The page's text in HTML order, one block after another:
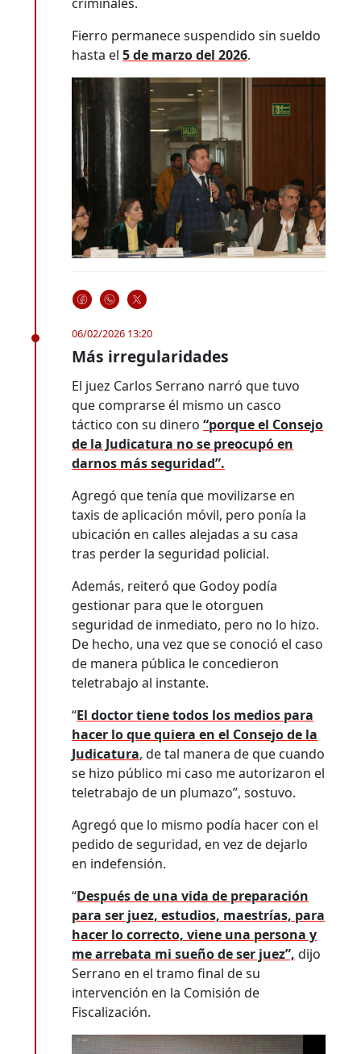
Fierro permanece suspendido sin sueldo
hasta el5 de marzo del 2026.
06/02/2026 13:20
Más irregularidades
El juez Carlos Serrano narró que tuvo
que comprarse él mismo un casco
táctico con su dinero“porque el Consejo
de la Judicatura no se preocupó en
darnos más seguridad”.
Agregó que tenía que movilizarse en
taxis de aplicación móvil, pero ponía la
ubicación en calles alejadas a su casa
tras perder la seguridad policial.
Además, reiteró que Godoy podía
gestionar para que le otorguen
seguridad de inmediato, pero no lo hizo.
De hecho, una vez que se conoció el caso
de manera pública le concedieron
teletrabajo al instante.
“El doctor tiene todos los medios para
hacer lo que quiera en el Consejo de la
Judicatura, de tal manera de que cuando
se hizo público mi caso me autorizaron el
teletrabajo de un plumazo”, sostuvo.
Agregó que lo mismo podía hacer con el
pedido de seguridad, en vez de dejarlo
en indefensión.
“Después de una vida de preparación
para ser juez, estudios, maestrías, para
hacer lo correcto, viene una persona y
me arrebata mi sueño de ser juez”, dijo
Serrano en el tramo final de su
intervención en la Comisión de
Fiscalización.